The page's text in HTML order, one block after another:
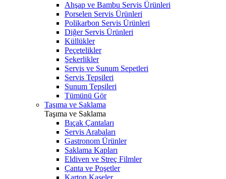
Ahşap ve Bambu Servis Ürünleri
Porselen Servis Ürünleri
Polikarbon Servis Ürünleri
Diğer Servis Ürünleri
Küllükler
Peçetelikler
Şekerlikler
Servis ve Sunum Sepetleri
Servis Tepsileri
Sunum Tepsileri
Tümünü Gör
Taşıma ve Saklama
Taşıma ve Saklama
Bıçak Çantaları
Servis Arabaları
Gastronom Ürünler
Saklama Kapları
Eldiven ve Streç Filmler
Çanta ve Poşetler
Karton Kaseler